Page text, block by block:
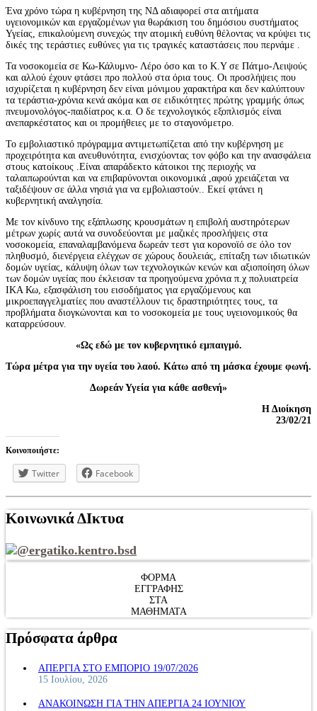
Ένα χρόνο τώρα η κυβέρνηση της ΝΔ αδιαφορεί στα αιτήματα
υγειονομικών και εργαζομένων για θωράκιση του δημόσιου συστήματος
Υγείας, επικαλούμενη συνεχώς την ατομική ευθύνη θέλοντας να κρύψει τις
δικές της τεράστιες ευθύνες για τις τραγικές καταστάσεις που περνάμε .
Τα νοσοκομεία σε Κω-Κάλυμνο- Λέρο όσο και το Κ.Υ σε Πάτμο-Λειψούς
και αλλού έχουν φτάσει προ πολλού στα όρια τους. Οι προσλήψεις που
ισχυρίζεται η κυβέρνηση δεν είναι μόνιμου χαρακτήρα και δεν καλύπτουν
τα τεράστια-χρόνια κενά ακόμα και σε ειδικότητες πρώτης γραμμής όπως
πνευμονολόγος-παιδίατρος κ.α. Ο δε τεχνολογικός εξοπλισμός είναι
ανεπαρκέστατος και οι προμήθειες με το σταγονόμετρο.
Το εμβολιαστικό πρόγραμμα αντιμετωπίζεται από την κυβέρνηση με
προχειρότητα και ανευθυνότητα, ενισχύοντας τον φόβο και την ανασφάλεια
στους κατοίκους .Είναι απαράδεκτο κάτοικοι της περιοχής να
ταλαιπωρούνται και να επιβαρύνονται οικονομικά ,αφού χρειάζεται να
ταξιδέψουν σε άλλα νησιά για να εμβολιαστούν.. Εκεί φτάνει η
κυβερνητική αναλγησία.
Με τον κίνδυνο της εξάπλωσης κρουσμάτων η επιβολή αυστηρότερων
μέτρων χωρίς αυτά να συνοδεύονται με μαζικές προσλήψεις στα
νοσοκομεία, επαναλαμβανόμενα δωρεάν τεστ για κορονοϊό σε όλο τον
πληθυσμό, διενέργεια ελέγχων σε χώρους δουλειάς, επίταξη των ιδιωτικών
δομών υγείας, κάλυψη όλων των τεχνολογικών κενών και αξιοποίηση όλων
των δομών υγείας που έκλεισαν τα προηγούμενα χρόνια π.χ πολυιατρεία
ΙΚΑ Κω, εξασφάλιση του εισοδήματος για εργαζόμενους και
μικροεπαγγελματίες που αναστέλλουν τις δραστηριότητες τους, τα
προβλήματα διογκώνονται και το νοσοκομεία με τους υγειονομικούς θα
καταρρεύσουν.
«Ως εδώ με τον κυβερνητικό εμπαιγμό.
Τώρα μέτρα για την υγεία του λαού. Κάτω από τη μάσκα έχουμε φωνή.
Δωρεάν Υγεία για κάθε ασθενή»
Η Διοίκηση
23/02/21
Κοινοποιήστε:
Twitter Facebook
Κοινωνικά ΔΙκτυα
@ergatiko.kentro.bsd
ΦΟΡΜΑ
ΕΓΓΡΑΦΗΣ
ΣΤΑ
ΜΑΘΗΜΑΤΑ
Πρόσφατα άρθρα
ΑΠΕΡΓΙΑ ΣΤΟ ΕΜΠΟΡΙΟ 19/07/2026
15 Ιουλίου, 2026
ΑΝΑΚΟΙΝΩΣΗ ΓΙΑ ΤΗΝ ΑΠΕΡΓΙΑ 24 ΙΟΥΝΙΟΥ